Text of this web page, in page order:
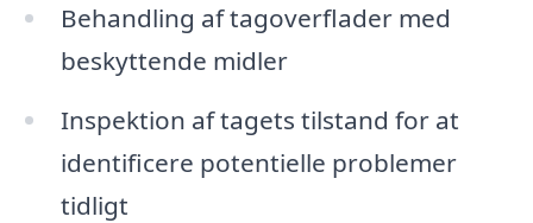
Behandling af tagoverflader med
beskyttende midler
Inspektion af tagets tilstand for at
identificere potentielle problemer
tidligt